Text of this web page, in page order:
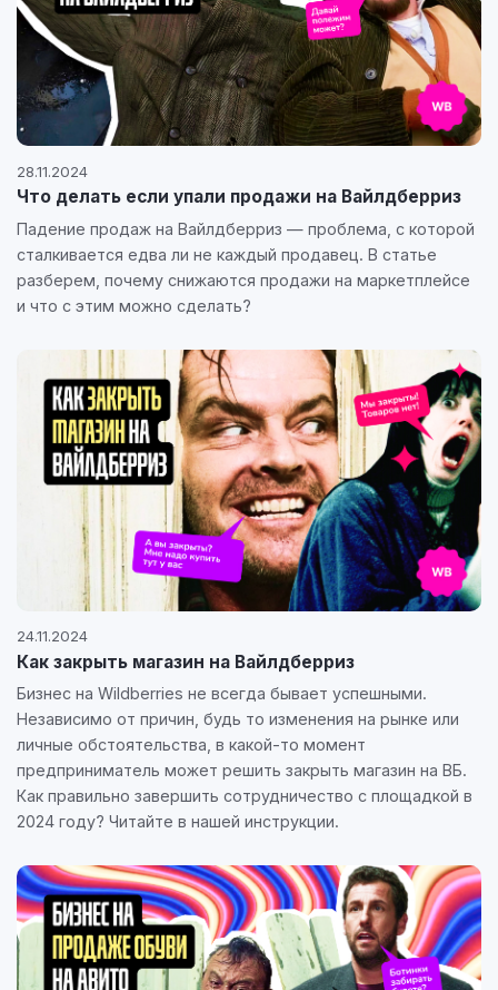
28.11.2024
Что делать если упали продажи на Вайлдберриз
Падение продаж на Вайлдберриз — проблема, с которой
сталкивается едва ли не каждый продавец. В статье
разберем, почему снижаются продажи на маркетплейсе
и что с этим можно сделать?
24.11.2024
Как закрыть магазин на Вайлдберриз
Бизнес на Wildberries не всегда бывает успешными.
Независимо от причин, будь то изменения на рынке или
личные обстоятельства, в какой-то момент
предприниматель может решить закрыть магазин на ВБ.
Как правильно завершить сотрудничество с площадкой в
2024 году? Читайте в нашей инструкции.